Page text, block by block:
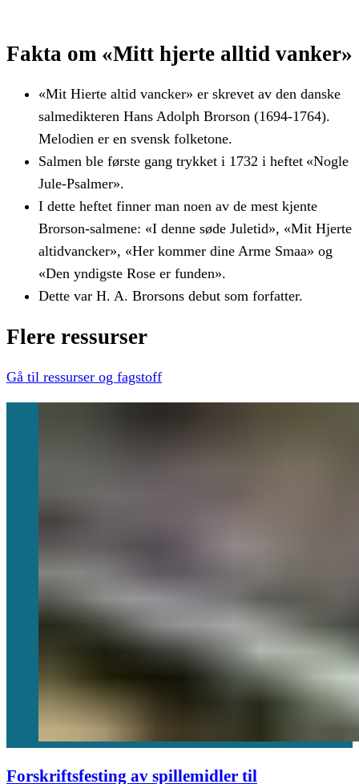
Fakta om «Mitt hjerte alltid vanker»
«Mit Hierte altid vancker» er skrevet av den danske
salmedikteren Hans Adolph Brorson (1694-1764).
Melodien er en svensk folketone.
Salmen ble første gang trykket i 1732 i heftet «Nogle
Jule-Psalmer».
I dette heftet finner man noen av de mest kjente
Brorson-salmene: «I denne søde Juletid», «Mit Hjerte
altidvancker», «Her kommer dine Arme Smaa» og
«Den yndigste Rose er funden».
Dette var H. A. Brorsons debut som forfatter.
Flere ressurser
Gå til ressurser og fagstoff
Forskriftsfesting av spillemidler til